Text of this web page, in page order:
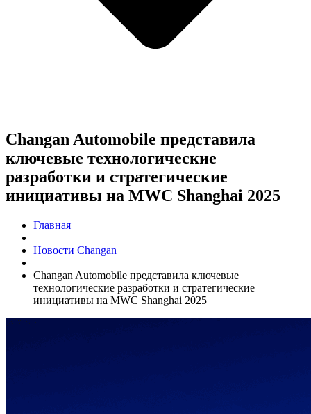
Changan Automobile представила
ключевые технологические
разработки и стратегические
инициативы на MWC Shanghai 2025
Главная
Новости Changan
Changan Automobile представила ключевые
технологические разработки и стратегические
инициативы на MWC Shanghai 2025